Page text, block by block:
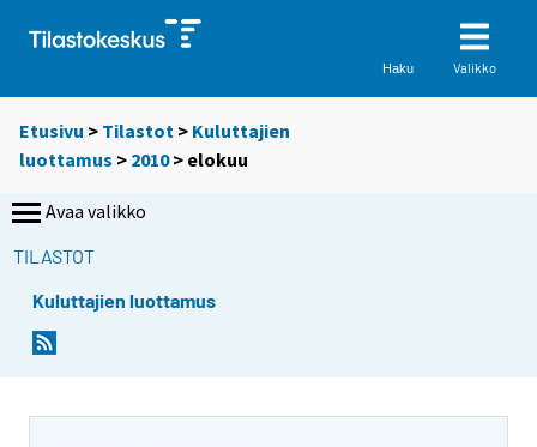
Haku Valikko
Etusivu > Tilastot > Kuluttajien
luottamus > 2010> elokuu
Avaa valikko
TILASTOT
Kuluttajien luottamus